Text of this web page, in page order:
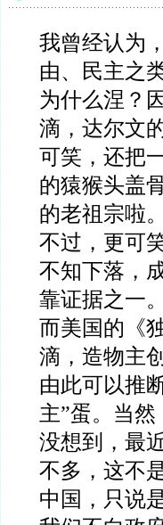
我曾经认为
由、民主之
为什么涅？
滴，达尔文
可笑，还把
的猿猴头盖
的老祖宗啦。
不过，更可
不知下落，
靠证据之一。
而美国的《
滴，造物主
由此可以推
主”蛋。当
没想到，最
不多，这不
中国，只说